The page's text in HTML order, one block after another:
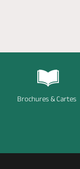
Brochures & Cartes